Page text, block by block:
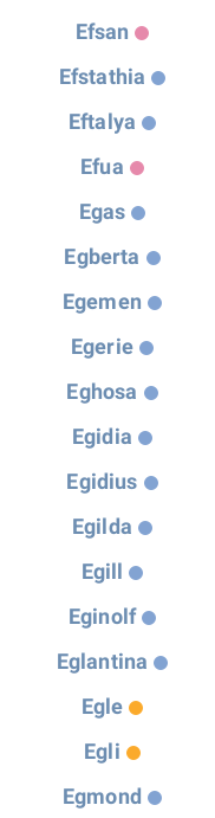
Efsan
Efstathia
Eftalya
Efua
Egas
Egberta
Egemen
Egerie
Eghosa
Egidia
Egidius
Egilda
Egill
Eginolf
Eglantina
Egle
Egli
Egmond